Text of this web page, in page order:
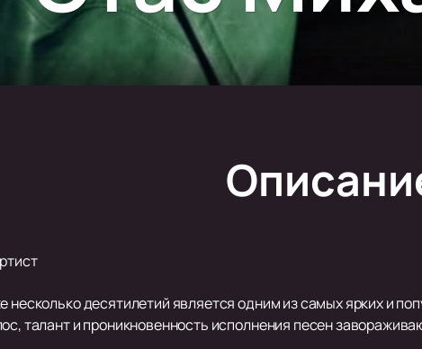
несколько десятилетий является одним из самых ярких и
талант и проникновенность исполнения песен